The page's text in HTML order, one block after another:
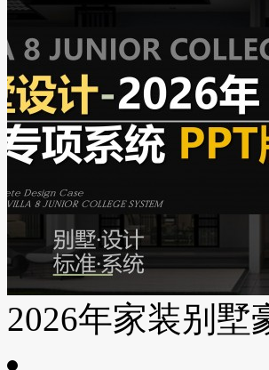
2026年家装别墅